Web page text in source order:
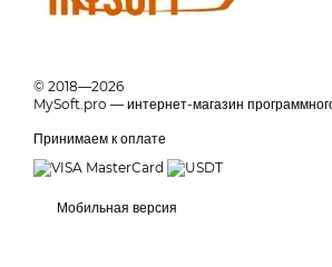
© 2018—2026
MySoft.pro — интернет-магазин
Принимаем к оплате
Мобильная версия